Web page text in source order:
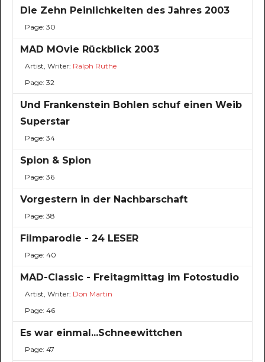
Die Zehn Peinlichkeiten des Jahres 2003
Page: 30
MAD MOvie Rückblick 2003
Artist, Writer: Ralph Ruthe
Page: 32
Und Frankenstein Bohlen schuf einen Weib
Superstar
Page: 34
Spion & Spion
Page: 36
Vorgestern in der Nachbarschaft
Page: 38
Filmparodie - 24 LESER
Page: 40
MAD-Classic - Freitagmittag im Fotostudio
Artist, Writer: Don Martin
Page: 46
Es war einmal...Schneewittchen
Page: 47